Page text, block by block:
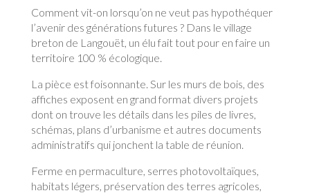
Comment vit-on lorsqu’on ne veut pas hypothéquer
l’avenir des générations futures ? Dans le village
breton de Langouët, un élu fait tout pour en faire un
territoire 100 % écologique.
La pièce est foisonnante. Sur les murs de bois, des
affiches exposent en grand format divers projets
dont on trouve les détails dans les piles de livres,
schémas, plans d’urbanisme et autres documents
administratifs qui jonchent la table de réunion.
Ferme en permaculture, serres photovoltaïques,
habitats légers, préservation des terres agricoles,